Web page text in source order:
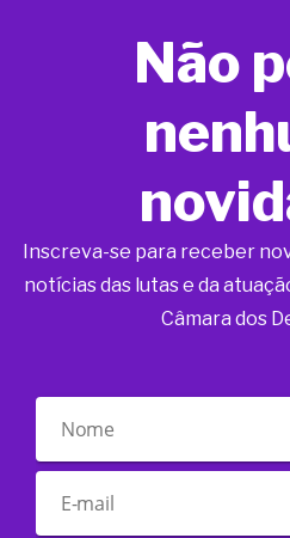
Não
Inscreva-se para receber
notícias das lutas e da
Câmara dos